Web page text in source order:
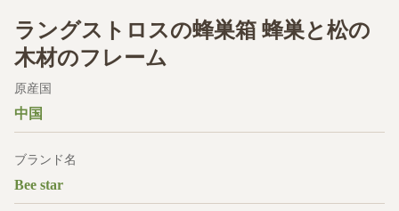
ラングストロスの蜂巣箱 蜂巣と松の
木材のフレーム
原産国
中国
ブランド名
Bee star